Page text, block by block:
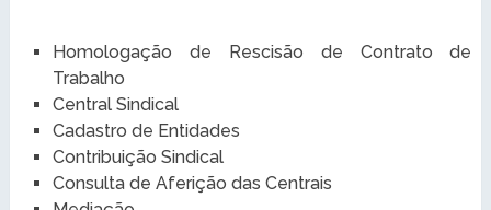
Homologação de Rescisão de Contrato de
Trabalho
Central Sindical
Cadastro de Entidades
Contribuição Sindical
Consulta de Aferição das Centrais